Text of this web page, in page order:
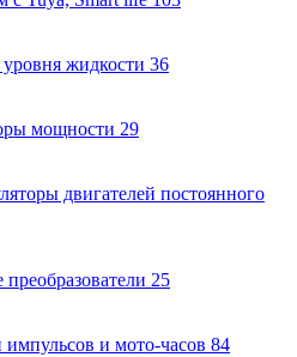
жидкости 36
мощности 29
двигателей постоянного
25
и мото-часов 84